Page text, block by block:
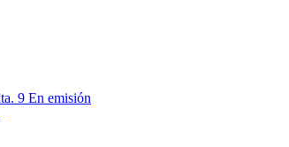
9 En emisión